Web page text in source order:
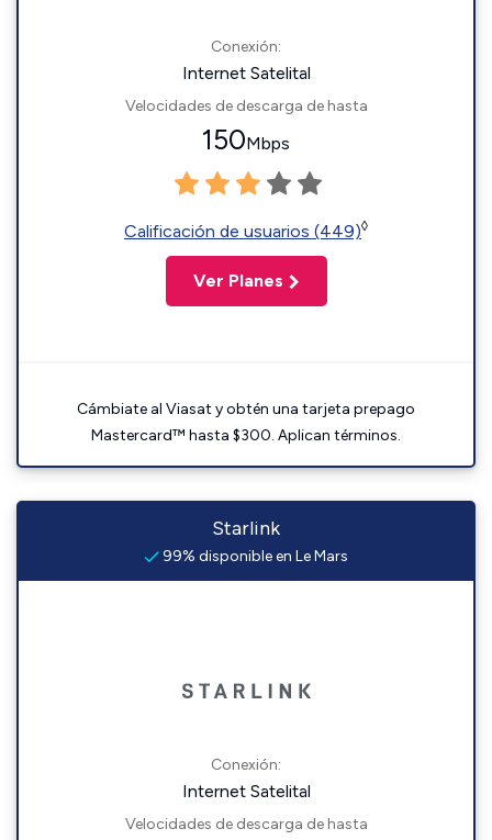
Conexión:
Internet Satelital
Velocidades de descarga de hasta
150Mbps
Calificación de usuarios (449)◊
Ver Planes
Cámbiate al Viasat y obtén una tarjeta prepago
Mastercard™ hasta $300. Aplican términos.
Starlink
99% disponible en Le Mars
Conexión:
Internet Satelital
Velocidades de descarga de hasta